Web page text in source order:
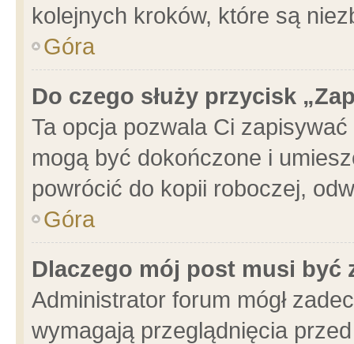
kolejnych kroków, które są
Góra
Do czego służy przycisk
Ta opcja pozwala Ci
mogą być dokończone i
powrócić do kopii roboczej,
Góra
Dlaczego mój post musi być
Administrator forum mógł
wymagają przeglądnięcia